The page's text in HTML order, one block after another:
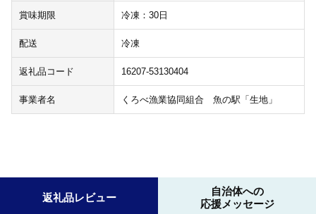
賞味期限 冷凍：30日
配送 冷凍
返礼品コード 16207-53130404
事業者名 くろべ漁業協同組合 魚の駅「生地」
返礼品レビュー
自治体への
応援メッセージ